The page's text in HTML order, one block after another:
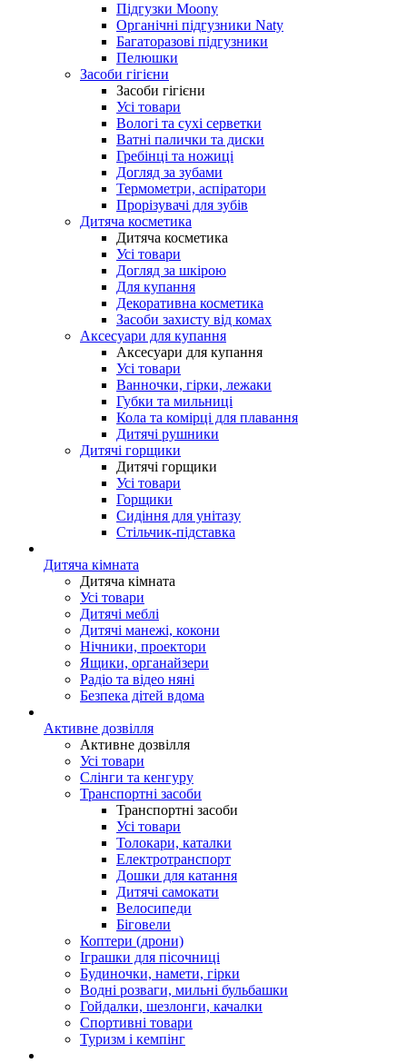
Підгузки Moony
Органічні підгузники Naty
Багаторазові підгузники
Пелюшки
Засоби гігієни
Засоби гігієни
Усі товари
Вологі та сухі серветки
Ватні палички та диски
Гребінці та ножиці
Догляд за зубами
Термометри, аспіратори
Прорізувачі для зубів
Дитяча косметика
Дитяча косметика
Усі товари
Догляд за шкірою
Для купання
Декоративна косметика
Засоби захисту від комах
Аксесуари для купання
Аксесуари для купання
Усі товари
Ванночки, гірки, лежаки
Губки та мильниці
Кола та комірці для плавання
Дитячі рушники
Дитячі горщики
Дитячі горщики
Усі товари
Горщики
Сидіння для унітазу
Стільчик-підставка
Дитяча кімната
Дитяча кімната
Усі товари
Дитячі меблі
Дитячі манежі, кокони
Нічники, проектори
Ящики, органайзери
Радіо та відео няні
Безпека дітей вдома
Активне дозвілля
Активне дозвілля
Усі товари
Слінги та кенгуру
Транспортні засоби
Транспортні засоби
Усі товари
Толокари, каталки
Електротранспорт
Дошки для катання
Дитячі самокати
Велосипеди
Біговели
Коптери (дрони)
Іграшки для пісочниці
Будиночки, намети, гірки
Водні розваги, мильні бульбашки
Гойдалки, шезлонги, качалки
Спортивні товари
Туризм і кемпінг